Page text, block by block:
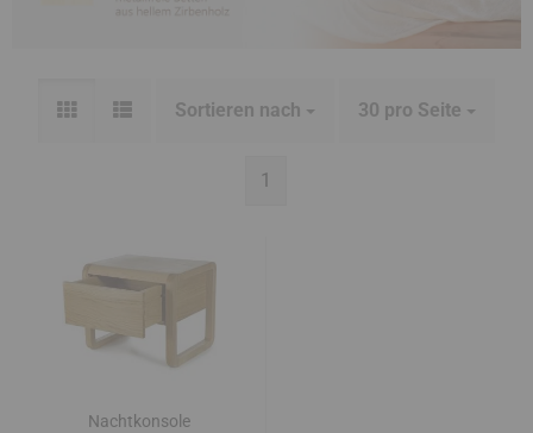
Sortieren nach 30 pro Seite
1
Nachtkonsole